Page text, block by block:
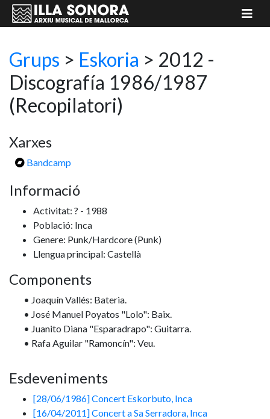
Grups > Eskoria > 2012 -
Discografía 1986/1987
(Recopilatori)
Xarxes
Bandcamp
Informació
Activitat: ? - 1988
Població: Inca
Genere: Punk/Hardcore(Punk)
Llengua principal: Castellà
Components
• Joaquín Vallés: Bateria.
• José Manuel Poyatos "Lolo": Baix.
• Juanito Diana "Esparadrapo": Guitarra.
• Rafa Aguilar "Ramoncín": Veu.
Esdeveniments
[28/06/1986] Concert Eskorbuto, Inca
[16/04/2011] Concert a Sa Serradora, Inca